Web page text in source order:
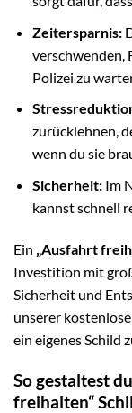
Zeitersparnis:
verschwenden,
Polizei zu
zurücklehnen,
wenn du sie
Sicherheit:Im
kannst schnell
Ein „Ausfahrt
Investition mit
Sicherheit und
unserer
ein eigenes Schild
So gestaltest
freihalten“